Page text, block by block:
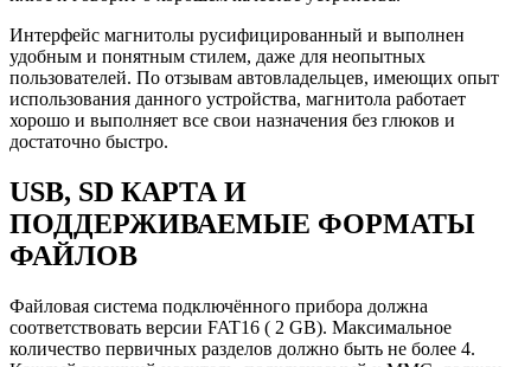
Интерфейс магнитолы русифицированный и выполнен
удобным и понятным стилем, даже для неопытных
пользователей. По отзывам автовладельцев, имеющих опыт
использования данного устройства, магнитола работает
хорошо и выполняет все свои назначения без глюков и
достаточно быстро.
USB, SD КАРТА И
ПОДДЕРЖИВАЕМЫЕ ФОРМАТЫ
ФАЙЛОВ
Файловая система подключённого прибора должна
соответствовать версии FAT16 ( 2 GB). Максимальное
количество первичных разделов должно быть не более 4.